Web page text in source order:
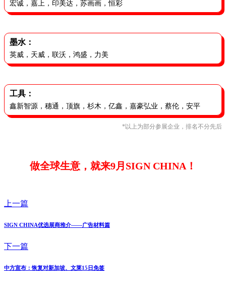
宏诚，嘉上，印美达，苏画画，恒彩
墨水：
英威，天威，联沃，鸿盛，力美
工具：
鑫新智源，穗通，顶旗，杉木，亿鑫，嘉豪弘业，蔡伦，安平
*以上为部分参展企业，排名不分先后
做全球生意，就来9月SIGN CHINA！
上一篇
SIGN CHINA优选展商推介——广告材料篇
下一篇
中方宣布：恢复对新加坡、文莱15日免签